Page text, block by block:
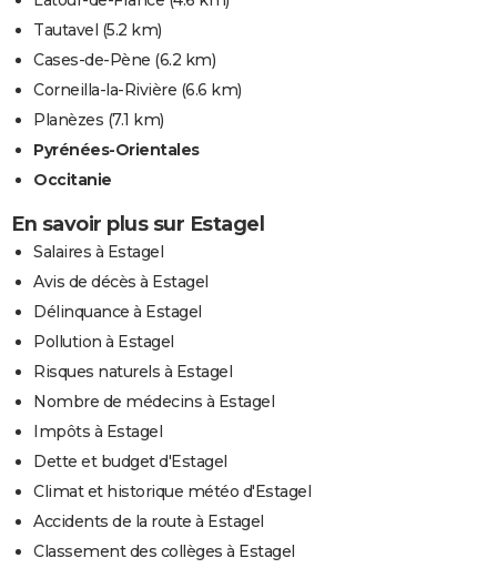
Tautavel (5.2 km)
Cases-de-Pène (6.2 km)
Corneilla-la-Rivière (6.6 km)
Planèzes (7.1 km)
Pyrénées-Orientales
Occitanie
En savoir plus sur Estagel
Salaires à Estagel
Avis de décès à Estagel
Délinquance à Estagel
Pollution à Estagel
Risques naturels à Estagel
Nombre de médecins à Estagel
Impôts à Estagel
Dette et budget d'Estagel
Climat et historique météo d'Estagel
Accidents de la route à Estagel
Classement des collèges à Estagel